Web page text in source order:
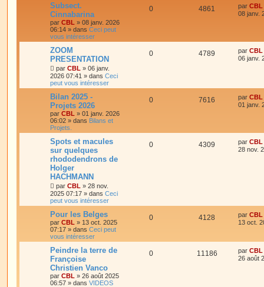
Subsect.
Cinnabarina
par CBL » 08 janv. 2026
06:14 » dans Ceci peut
vous intéresser
0 4861 par CBL
08 janv.
ZOOM
PRESENTATION
par CBL » 06 janv.
2026 07:41 » dans Ceci
peut vous intéresser
0 4789 par CBL
06 janv.
Bilan 2025 -
Projets 2026
par CBL » 01 janv. 2026
06:02 » dans Bilans et
Projets.
0 7616 par CBL
01 janv.
Spots et macules
sur quelques
rhododendrons de
Holger
HACHMANN
par CBL » 28 nov.
2025 07:17 » dans Ceci
peut vous intéresser
0 4309 par CBL
28 nov.
Pour les Belges
par CBL » 13 oct. 2025
07:17 » dans Ceci peut
vous intéresser
0 4128 par CBL
13 oct.
Peindre la terre de
Françoise
Christien Vanco
par CBL » 26 août 2025
06:57 » dans VIDEOS
0 11186 par CBL
26 août